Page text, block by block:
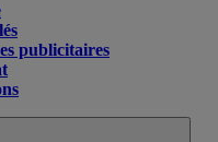
publicitaires